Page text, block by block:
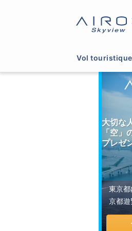
Vol
大切な
「空」
プレゼ
東京
京都